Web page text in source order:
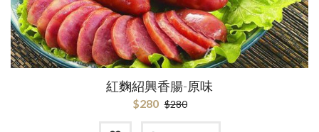
紅麴紹興香腸-原味
$280 $280